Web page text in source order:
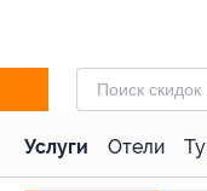
Услуги Отели